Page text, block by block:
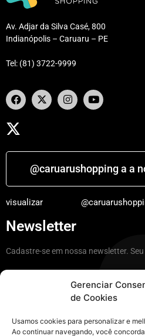
Gerenciar
de Cookies
Usamos cookies para personalizar e
Ao continuar navegando, você
Av. Adjar da Silva Casé, 800
Indianópolis – Caruaru – PE
Tel: (81) 3722-9999
@caruarushopping a a
visualizar
Newsletter
Cadastre-se em nossa newsletter. Seu
Ficar por